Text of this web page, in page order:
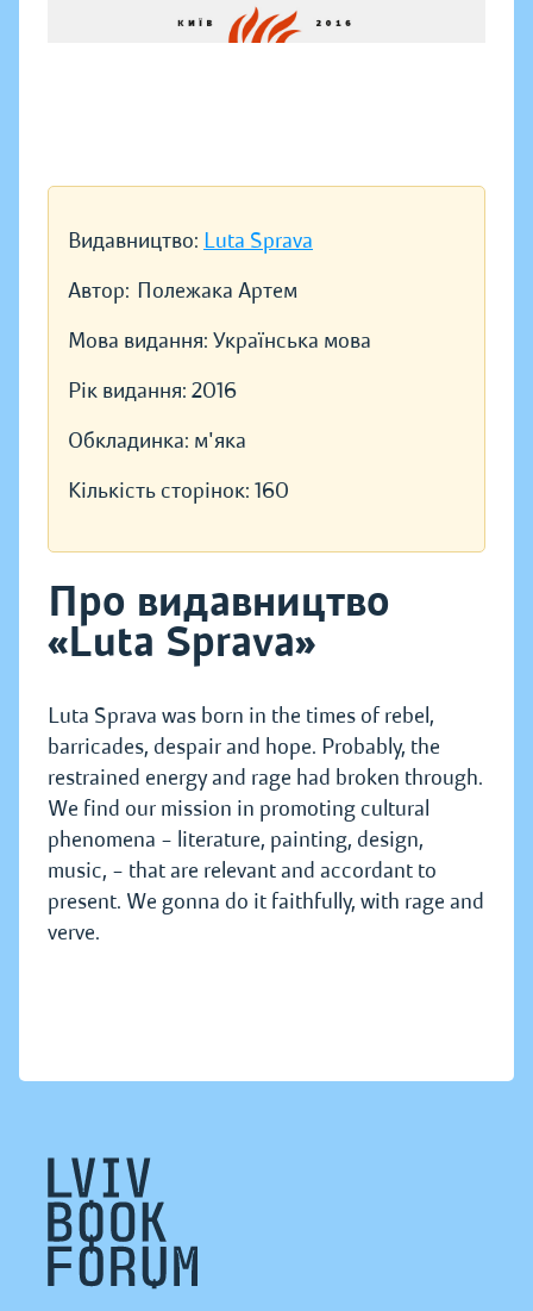
Видавництво: Luta Sprava
Автор: Полежака Артем
Мова видання: Українська мова
Рік видання: 2016
Обкладинка: м'яка
Кількість сторінок: 160
Про видавництво
«Luta Sprava»
Luta Sprava was born in the times of rebel,
barricades, despair and hope. Probably, the
restrained energy and rage had broken through.
We find our mission in promoting cultural
phenomena – literature, painting, design,
music, – that are relevant and accordant to
present. We gonna do it faithfully, with rage and
verve.